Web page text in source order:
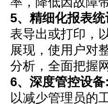
5、精细化报表
表导出或打印，
展现，使用户对
分析，全面把握
6、深度管控设
以减少管理员的